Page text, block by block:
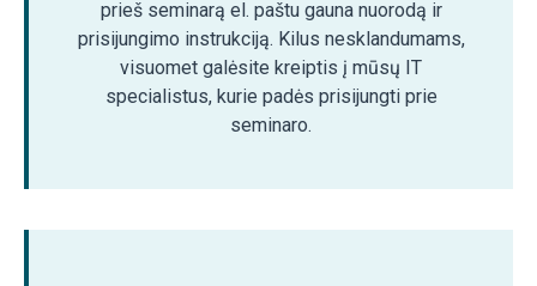
prieš seminarą el. paštu gauna nuorodą ir
prisijungimo instrukciją. Kilus nesklandumams,
visuomet galėsite kreiptis į mūsų IT
specialistus, kurie padės prisijungti prie
seminaro.